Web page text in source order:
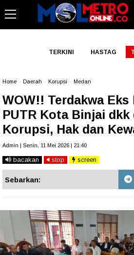
TERKINI HASTAG
Home Daerah Korupsi Medan
WOW!! Terdakwa Eks
PUTR Kota Binjai dkk
Korupsi, Hak dan
Admin | Senin, 11 Mei 2026 | 21:40
bacakan stop screen
Sebarkan: